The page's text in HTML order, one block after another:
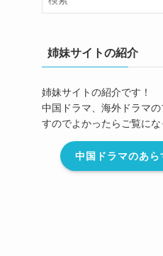
姉妹サイトの紹介
姉妹サイトの紹介です！
中国ドラマ、海外ドラマ
すのでよかったらご覧にな
中国ドラマのあら